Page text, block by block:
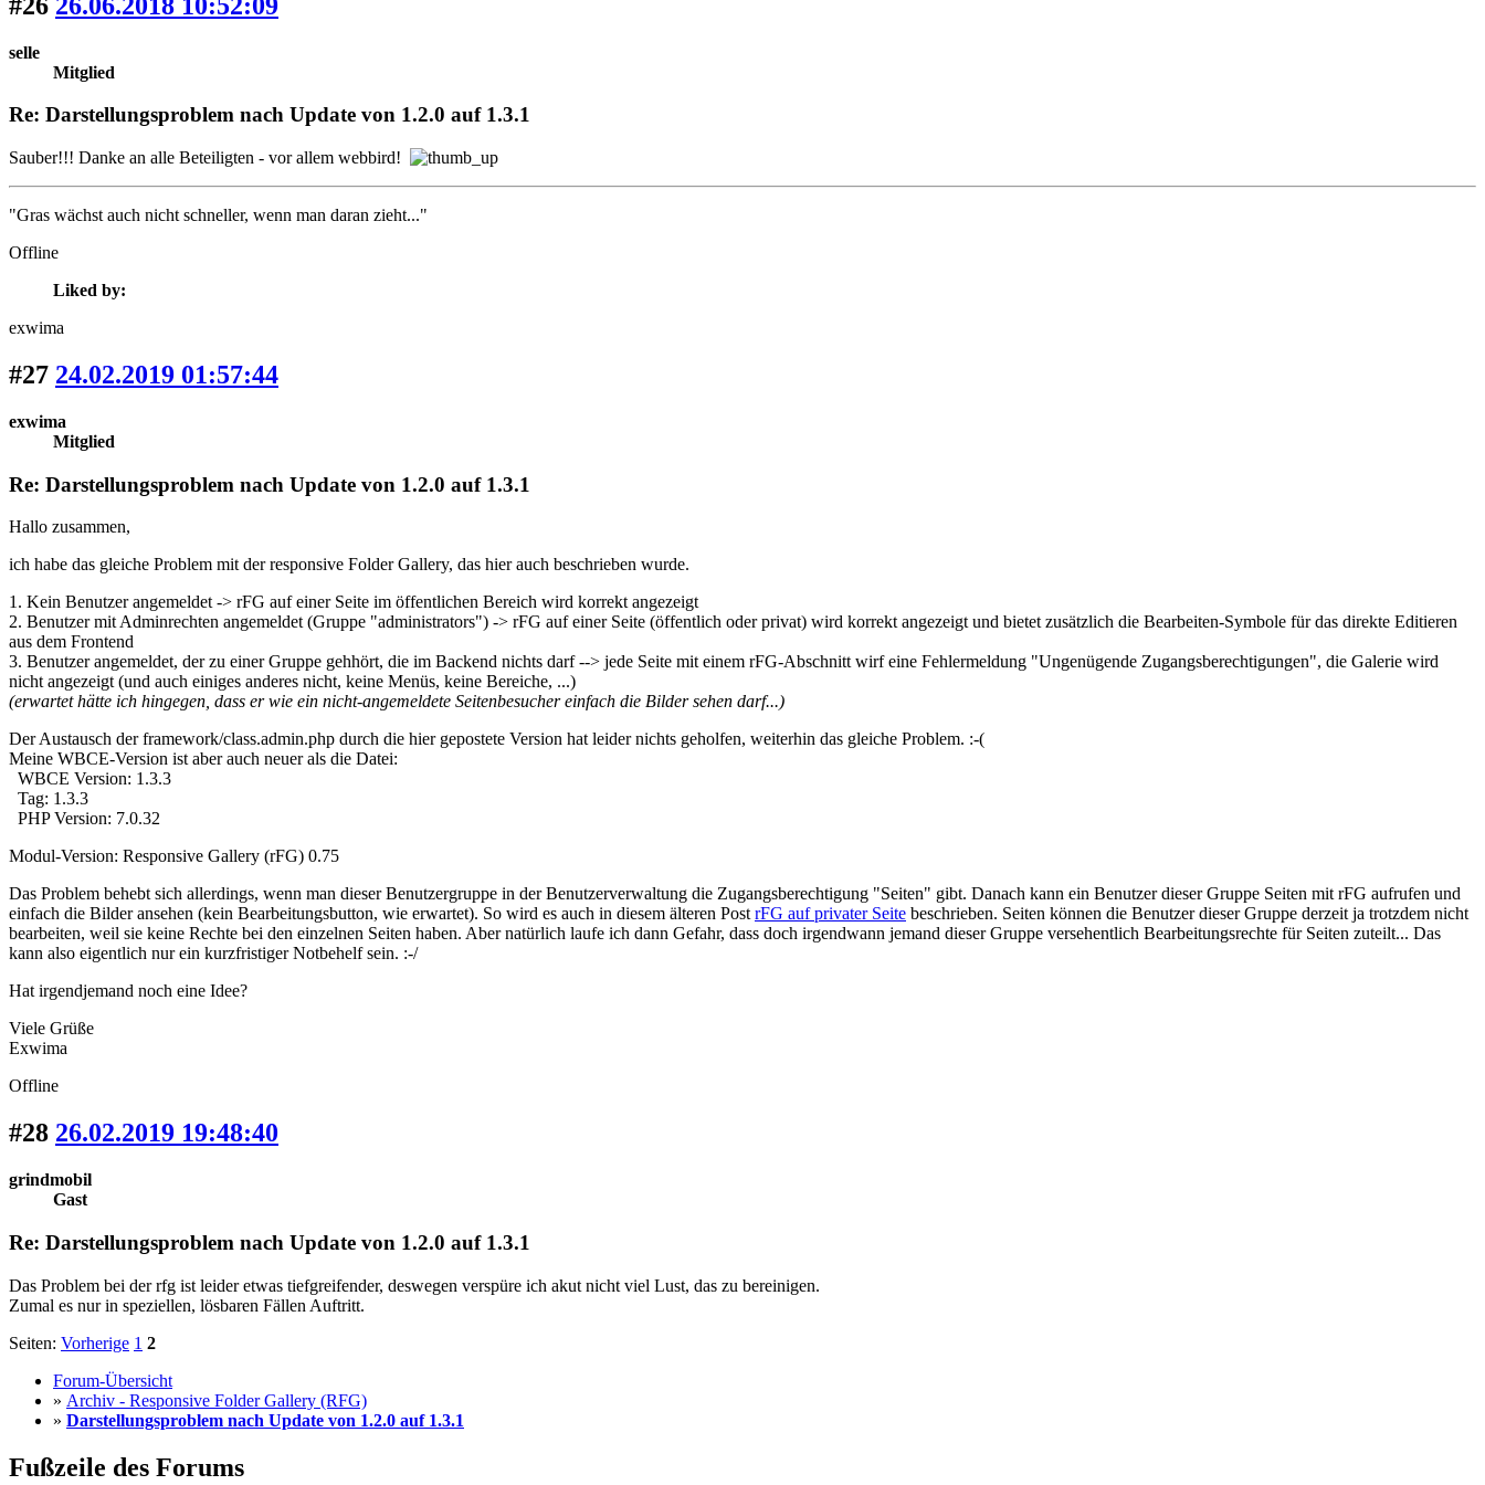
selle
Mitglied
Re: Darstellungsproblem nach Update von 1.2.0 auf 1.3.1
Sauber!!! Danke an alle Beteiligten - vor allem webbird!
"Gras wächst auch nicht schneller, wenn man daran zieht..."
Offline
Liked by:
exwima
#27 24.02.2019 01:57:44
exwima
Mitglied
Re: Darstellungsproblem nach Update von 1.2.0 auf 1.3.1
Hallo zusammen,
ich habe das gleiche Problem mit der responsive Folder Gallery, das hier auch beschrieben wurde.
1. Kein Benutzer angemeldet -> rFG auf einer Seite im öffentlichen Bereich wird korrekt angezeigt
2. Benutzer mit Adminrechten angemeldet (Gruppe "administrators") -> rFG auf einer Seite (öffentlich oder privat) wird korrekt angezeigt und bietet zusätzlich die Bearbeiten-Symbole für das direkte Editieren
aus dem Frontend
3. Benutzer angemeldet, der zu einer Gruppe gehhört, die im Backend nichts darf --> jede Seite mit einem rFG-Abschnitt wirf eine Fehlermeldung "Ungenügende Zugangsberechtigungen", die Galerie wird
nicht angezeigt (und auch einiges anderes nicht, keine Menüs, keine Bereiche, ...)
(erwartet hätte ich hingegen, dass er wie ein nicht-angemeldete Seitenbesucher einfach die Bilder sehen darf...)
Der Austausch der framework/class.admin.php durch die hier gepostete Version hat leider nichts geholfen, weiterhin das gleiche Problem. :-(
Meine WBCE-Version ist aber auch neuer als die Datei:
WBCE Version: 1.3.3
Tag: 1.3.3
PHP Version: 7.0.32
Modul-Version: Responsive Gallery (rFG) 0.75
Das Problem behebt sich allerdings, wenn man dieser Benutzergruppe in der Benutzerverwaltung die Zugangsberechtigung "Seiten" gibt. Danach kann ein Benutzer dieser Gruppe Seiten mit rFG aufrufen und
einfach die Bilder ansehen (kein Bearbeitungsbutton, wie erwartet). So wird es auch in diesem älteren Post rFG auf privater Seite beschrieben. Seiten können die Benutzer dieser Gruppe derzeit ja trotzdem nicht
bearbeiten, weil sie keine Rechte bei den einzelnen Seiten haben. Aber natürlich laufe ich dann Gefahr, dass doch irgendwann jemand dieser Gruppe versehentlich Bearbeitungsrechte für Seiten zuteilt... Das
kann also eigentlich nur ein kurzfristiger Notbehelf sein. :-/
Hat irgendjemand noch eine Idee?
Viele Grüße
Exwima
Offline
#28 26.02.2019 19:48:40
grindmobil
Gast
Re: Darstellungsproblem nach Update von 1.2.0 auf 1.3.1
Das Problem bei der rfg ist leider etwas tiefgreifender, deswegen verspüre ich akut nicht viel Lust, das zu bereinigen.
Zumal es nur in speziellen, lösbaren Fällen Auftritt.
Seiten: Vorherige 1 2
Forum-Übersicht
» Archiv - Responsive Folder Gallery (RFG)
» Darstellungsproblem nach Update von 1.2.0 auf 1.3.1
Fußzeile des Forums